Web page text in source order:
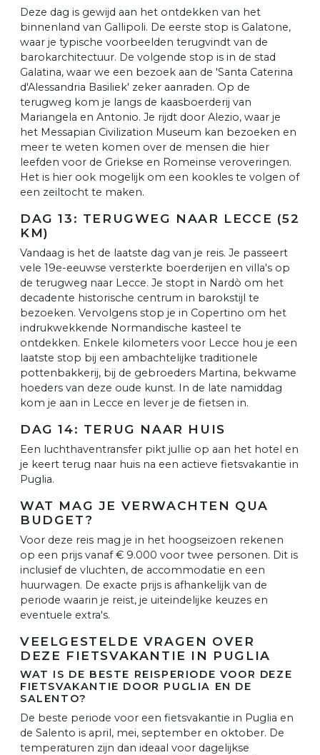
Deze dag is gewijd aan het ontdekken van het
binnenland van Gallipoli. De eerste stop is Galatone,
waar je typische voorbeelden terugvindt van de
barokarchitectuur. De volgende stop is in de stad
Galatina, waar we een bezoek aan de 'Santa Caterina
d'Alessandria Basiliek' zeker aanraden. Op de
terugweg kom je langs de kaasboerderij van
Mariangela en Antonio. Je rijdt door Alezio, waar je
het Messapian Civilization Museum kan bezoeken en
meer te weten komen over de mensen die hier
leefden voor de Griekse en Romeinse veroveringen.
Het is hier ook mogelijk om een kookles te volgen of
een zeiltocht te maken.
DAG 13: TERUGWEG NAAR LECCE (52
KM)
Vandaag is het de laatste dag van je reis. Je passeert
vele 19e-eeuwse versterkte boerderijen en villa's op
de terugweg naar Lecce. Je stopt in Nardò om het
decadente historische centrum in barokstijl te
bezoeken. Vervolgens stop je in Copertino om het
indrukwekkende Normandische kasteel te
ontdekken. Enkele kilometers voor Lecce hou je een
laatste stop bij een ambachtelijke traditionele
pottenbakkerij, bij de gebroeders Martina, bekwame
hoeders van deze oude kunst. In de late namiddag
kom je aan in Lecce en lever je de fietsen in.
DAG 14: TERUG NAAR HUIS
Een luchthaventransfer pikt jullie op aan het hotel en
je keert terug naar huis na een actieve fietsvakantie in
Puglia.
WAT MAG JE VERWACHTEN QUA
BUDGET?
Voor deze reis mag je in het hoogseizoen rekenen
op een prijs vanaf € 9.000 voor twee personen. Dit is
inclusief de vluchten, de accommodatie en een
huurwagen. De exacte prijs is afhankelijk van de
periode waarin je reist, je uiteindelijke keuzes en
eventuele extra's.
VEELGESTELDE VRAGEN OVER
DEZE FIETSVAKANTIE IN PUGLIA
WAT IS DE BESTE REISPERIODE VOOR DEZE
FIETSVAKANTIE DOOR PUGLIA EN DE
SALENTO?
De beste periode voor een fietsvakantie in Puglia en
de Salento is april, mei, september en oktober. De
temperaturen zijn dan ideaal voor dagelijkse